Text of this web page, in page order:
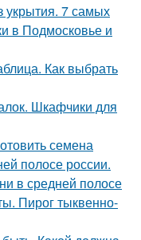
укрытия. 7 самых
в Подмосковье и
Как выбрать
Шкафчики для
семена
полосе россии.
в средней полосе
Пирог тыквенно-